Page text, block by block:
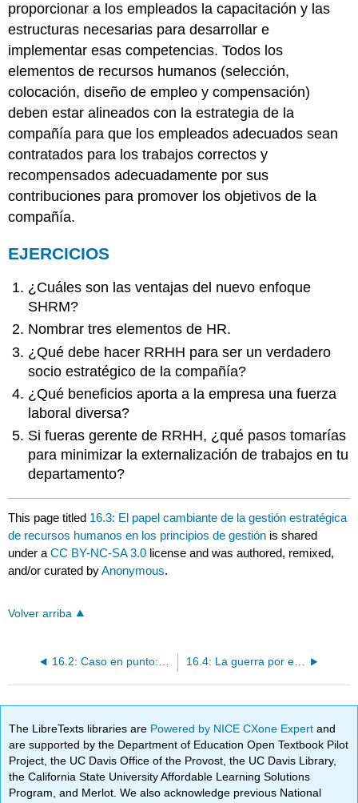
proporcionar a los empleados la capacitación y las
estructuras necesarias para desarrollar e
implementar esas competencias. Todos los
elementos de recursos humanos (selección,
colocación, diseño de empleo y compensación)
deben estar alineados con la estrategia de la
compañía para que los empleados adecuados sean
contratados para los trabajos correctos y
recompensados adecuadamente por sus
contribuciones para promover los objetivos de la
compañía.
EJERCICIOS
¿Cuáles son las ventajas del nuevo enfoque
SHRM?
Nombrar tres elementos de HR.
¿Qué debe hacer RRHH para ser un verdadero
socio estratégico de la compañía?
¿Qué beneficios aporta a la empresa una fuerza
laboral diversa?
Si fueras gerente de RRHH, ¿qué pasos tomarías
para minimizar la externalización de trabajos en tu
departamento?
This page titled 16.3: El papel cambiante de la gestión estratégica
de recursos humanos en los principios de gestión is shared
under aCC BY-NC-SA 3.0 license and was authored, remixed,
and/or curated byAnonymous.
Volver arriba
16.4: La guerra por el talento
The LibreTexts libraries are Powered by NICE CXone Expertand
are supported by the Department of Education Open Textbook Pilot
Project, the UC Davis Office of the Provost, the UC Davis Library,
the California State University Affordable Learning Solutions
Program, and Merlot. We also acknowledge previous National